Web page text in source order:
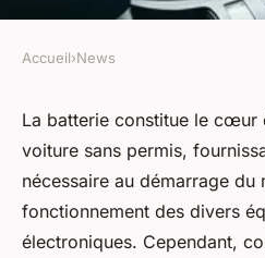
Quels sont les
préserver la
batterie d'une
permis ?
Accueil›News
La batterie constitue le cœur
voiture sans permis,
nécessaire au démarrage du
fonctionnement des divers
électroniques. Cependant,